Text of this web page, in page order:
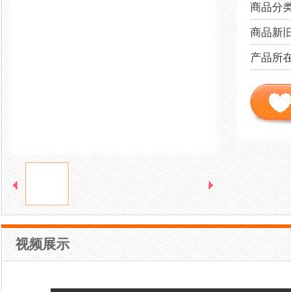
商品分
商品新
产品所
视频展示